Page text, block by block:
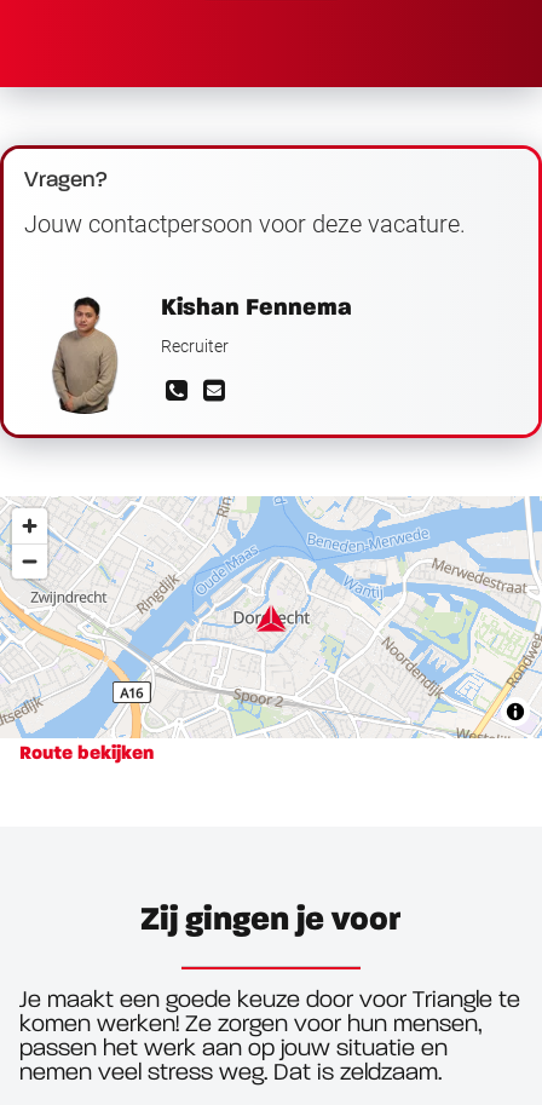
Vragen?
Jouw contactpersoon voor deze vacature.
Kishan Fennema
Recruiter
Route bekijken
Zij gingen je voor
Je maakt een goede keuze door voor Triangle te
komen werken! Ze zorgen voor hun mensen,
passen het werk aan op jouw situatie en
nemen veel stress weg. Dat is zeldzaam.